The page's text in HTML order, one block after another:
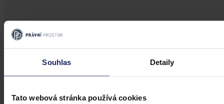
Souhlas Detaily
Tato webová stránka používá cookies
Aktuality
Úkladná vražda a některé další činy by